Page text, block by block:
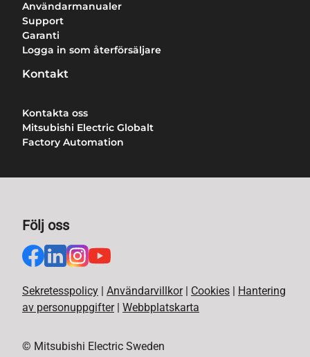
Användarmanualer
Support
Garanti
Logga in som återförsäljare
Kontakt
Kontakta oss
Mitsubishi Electric Globalt
Factory Automation
Följ oss
Sekretesspolicy | Användarvillkor | Cookies | Hantering
av personuppgifter | Webbplatskarta
© Mitsubishi Electric Sweden